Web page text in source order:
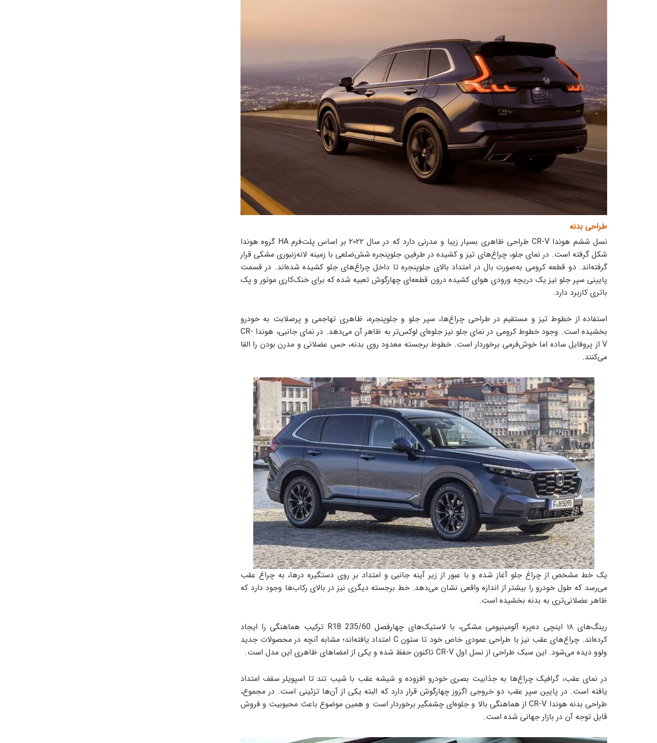
طراحی بدنه
نسل ششم هوندا CR-V طراحی ظاهری بسیار زیبا و مدرنی دارد که در سال ۲۰۲۲ بر اساس پلت‌فرم HA گروه هوندا
شکل گرفته است. در نمای جلو، چراغ‌های تیز و کشیده در طرفین جلوپنجره شش‌ضلعی با زمینه لانه‌زنبوری مشکی قرار
گرفته‌اند. دو قطعه کرومی به‌صورت بال در امتداد بالای جلوپنجره تا داخل چراغ‌های جلو کشیده شده‌اند. در قسمت
پایینی سپر جلو نیز یک دریچه ورودی هوای کشیده درون قطعه‌ای چهارگوش تعبیه شده که برای خنک‌کاری موتور و پک
باتری کاربرد دارد.
استفاده از خطوط تیز و مستقیم در طراحی چراغ‌ها، سپر جلو و جلوپنجره، ظاهری تهاجمی و پرصلابت به خودرو
بخشیده است. وجود خطوط کرومی در نمای جلو نیز جلوه‌ای لوکس‌تر به ظاهر آن می‌دهد. در نمای جانبی، هوندا CR-
V از پروفایل ساده اما خوش‌فرمی برخوردار است. خطوط برجسته معدود روی بدنه، حس عضلانی و مدرن بودن را القا
می‌کنند.
یک خط مشخص از چراغ جلو آغاز شده و با عبور از زیر آینه جانبی و امتداد بر روی دستگیره درها، به چراغ عقب
می‌رسد که طول خودرو را بیشتر از اندازه واقعی نشان می‌دهد. خط برجسته دیگری نیز در بالای رکاب‌ها وجود دارد که
ظاهر عضلانی‌تری به بدنه بخشیده است.
رینگ‌های ۱۸ اینچی ده‌پره آلومینیومی مشکی، با لاستیک‌های چهارفصل 235/60 R18 ترکیب هماهنگی را ایجاد
کرده‌اند. چراغ‌های عقب نیز با طراحی عمودی خاص خود تا ستون C امتداد یافته‌اند؛ مشابه آنچه در محصولات جدید
ولوو دیده می‌شود. این سبک طراحی از نسل اول CR-V تاکنون حفظ شده و یکی از امضاهای ظاهری این مدل است.
در نمای عقب، گرافیک چراغ‌ها به جذابیت بصری خودرو افزوده و شیشه عقب با شیب تند تا اسپویلر سقف امتداد
یافته است. در پایین سپر عقب دو خروجی اگزوز چهارگوش قرار دارد که البته یکی از آن‌ها تزئینی است. در مجموع،
طراحی بدنه هوندا CR-V از هماهنگی بالا و جلوه‌ای چشمگیر برخوردار است و همین موضوع باعث محبوبیت و فروش
قابل توجه آن در بازار جهانی شده است.